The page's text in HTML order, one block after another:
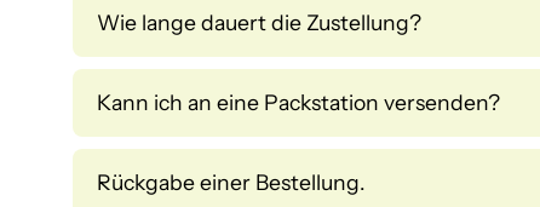
Wie lange dauert die Zustellung?
Kann ich an eine Packstation versenden?
Rückgabe einer Bestellung.